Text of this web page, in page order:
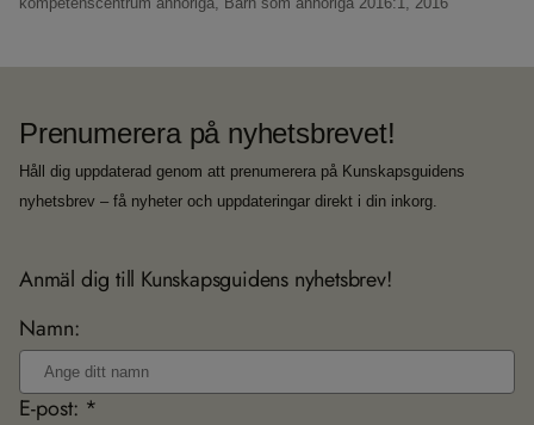
Prenumerera på nyhetsbrevet!
Håll dig uppdaterad genom att prenumerera på Kunskapsguidens
nyhetsbrev – få nyheter och uppdateringar direkt i din inkorg.
Anmäl dig till Kunskapsguidens nyhetsbrev!
Namn:
E-post: *